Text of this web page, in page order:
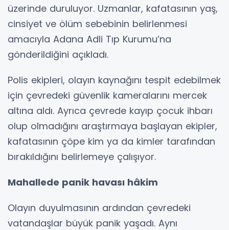
üzerinde duruluyor. Uzmanlar, kafatasının yaş,
cinsiyet ve ölüm sebebinin belirlenmesi
amacıyla Adana Adli Tıp Kurumu’na
gönderildiğini açıkladı.
Polis ekipleri, olayın kaynağını tespit edebilmek
için çevredeki güvenlik kameralarını mercek
altına aldı. Ayrıca çevrede kayıp çocuk ihbarı
olup olmadığını araştırmaya başlayan ekipler,
kafatasının çöpe kim ya da kimler tarafından
bırakıldığını belirlemeye çalışıyor.
Mahallede panik havası hâkim
Olayın duyulmasının ardından çevredeki
vatandaşlar büyük panik yaşadı. Aynı